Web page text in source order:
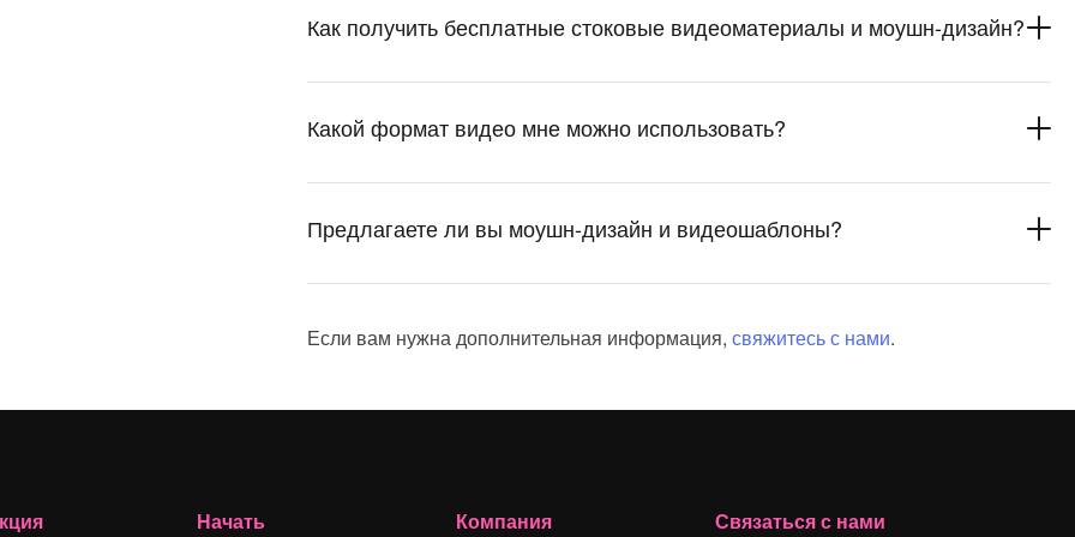
Как получить бесплатные стоковые видеоматериалы и моушн-дизайн?
Какой формат видео мне можно использовать?
Предлагаете ли вы моушн-дизайн и видеошаблоны?
Если вам нужна дополнительная информация, свяжитесь с нами.
Начать Компания Связаться с нами